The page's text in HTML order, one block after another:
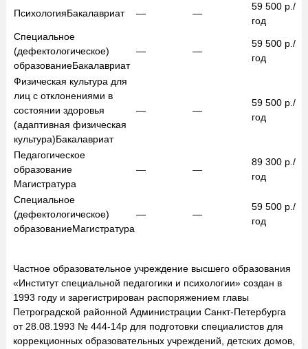
ПсихологияБакалавриат — —
59 500 р./
год
Специальное
(дефектологическое)
образованиеБакалавриат
— —
59 500 р./
год
Физическая культура для
лиц с отклонениями в
состоянии здоровья
(адаптивная физическая
культура)Бакалавриат
— —
59 500 р./
год
Педагогическое
образование
Магистратура
— —
89 300 р./
год
Специальное
(дефектологическое)
образованиеМагистратура
— —
59 500 р./
год
Частное образовательное учреждение высшего образования
«Институт специальной педагогики и психологии» создан в
1993 году и зарегистрирован распоряжением главы
Петроградской районной Администрации Санкт-Петербурга
от 28.08.1993 № 444-14р для подготовки специалистов для
коррекционных образовательных учреждений, детских домов,